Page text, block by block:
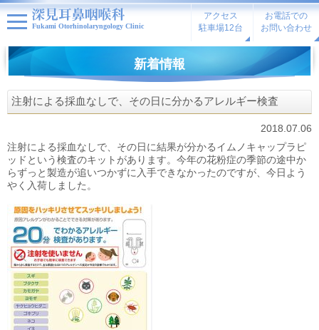
Fukami Otorhinolaryngology Clinic
アクセス
駐車場12台
お電話での
お問い合わせ
新着情報
注射による採血なしで、その日に分かるアレルギー検査
2018.07.06
注射による採血なしで、その日に結果が分かるイムノキャップラピ
ッドという検査のキットがあります。今年の花粉症の季節の途中か
らずっと製造が追いつかずに入手できなかったのですが、今日よう
やく入荷しました。